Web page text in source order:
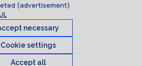
(advertisement)
necessary
Cookie settings
Accept all